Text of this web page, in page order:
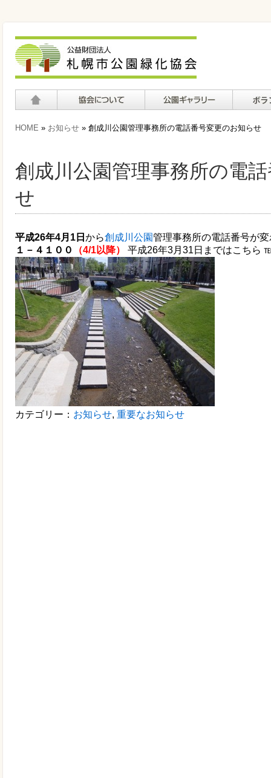
て
HOME » お知らせ » 創成川公園管理事務所の電話番号変更のお知らせ
創成川公園管理事務所の電
せ
平成26年4月1日 から創成川公園管理事務所の電話番号が
１－４１００
（4/1以降） 平成26年3月31日まではこちら
カテゴリー： お知らせ, 重要なお知らせ